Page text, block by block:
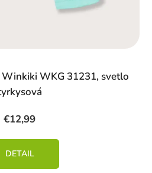
WKG 31231, svetlo
€12,99
DETAIL